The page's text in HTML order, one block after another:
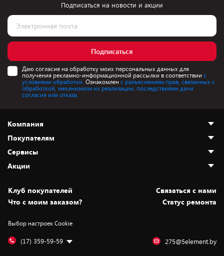
Подписаться на новости и акции
Подписаться
Даю согласие на обработку моих персональных данных для
получения рекламно-информационной рассылки в соответствии с
условиями обработки. Ознакомлен с разъяснением прав, связанных с
обработкой, механизмом их реализации, последствиями дачи
согласия или отказа.
Компания
О нас
Адреса магазинов
Новости
Статьи и обзоры
Вакансии
Дай пять добру!
Покупателям
Как сделать заказ
Оплата и доставка
Безналичный расчёт
Обмен и возврат товара
Обработка персональных данных
Подарочные карты
Сервисы
Установка техники
Для игровых консолей
Для мобильных устройств
Для компьютеров
Акции
Скидки и промокоды
Белорусские товары
Бонусы
Оплата частями
Клуб покупателей
Cвязаться с нами
Что с моим заказом?
Статус ремонта
Выбор настроек Cookie
(17) 359-59-59 275@5element.by